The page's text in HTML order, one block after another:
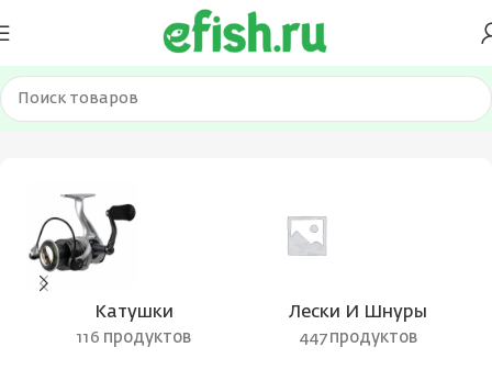
Главная Товар Вид крючка Тройной Страница 156
Катушки
116 продуктов
Лески И Шнуры
447 продуктов